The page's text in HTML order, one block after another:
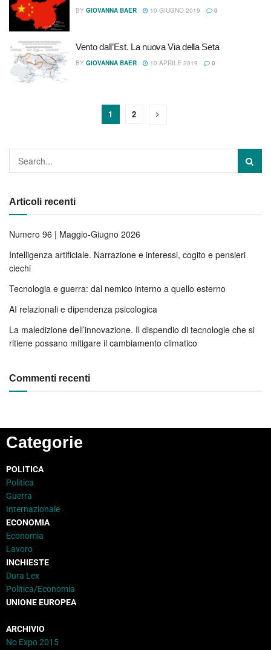
BY GIOVANNA BAER 10 GIUGNO 2019 0
Vento dall’Est. La nuova Via della Seta
BY GIOVANNA BAER 10 APRILE 2019 0
1 2
Articoli recenti
Numero 96 | Maggio-Giugno 2026
Intelligenza artificiale. Narrazione e interessi, cogito e pensieri
ciechi
Tecnologia e guerra: dal nemico interno a quello esterno
AI relazionali e dipendenza psicologica
La maledizione dell’innovazione. Il dispendio di tecnologie che si
ritiene possano mitigare il cambiamento climatico
Commenti recenti
Categorie
POLITICA
Politica
Guerra
Internazionale
ECONOMIA
Economia
Lavoro
INCHIESTE
Dura Lex
Politica/Economia
UNIONE EUROPEA
ARCHIVIO
No Expo 2015